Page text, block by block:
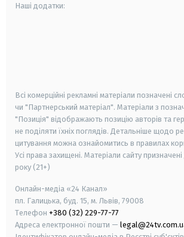
Наші додатки:
Всі комерційні рекламні матеріали позначені
чи "Партнерський матеріал". Матеріали з
"Позиція" відображають позицію авторів та
не поділяти їхніх поглядів. Детальніше щодо
цитування можна ознайомитись в правилах
Усі права захищені. Матеріали сайту
року (21+)
Онлайн-медіа «24 Канал»
пл. Галицька, буд. 15, м. Львів, 79008
Телефон +380 (32) 229-77-77
Адреса електронної пошти —